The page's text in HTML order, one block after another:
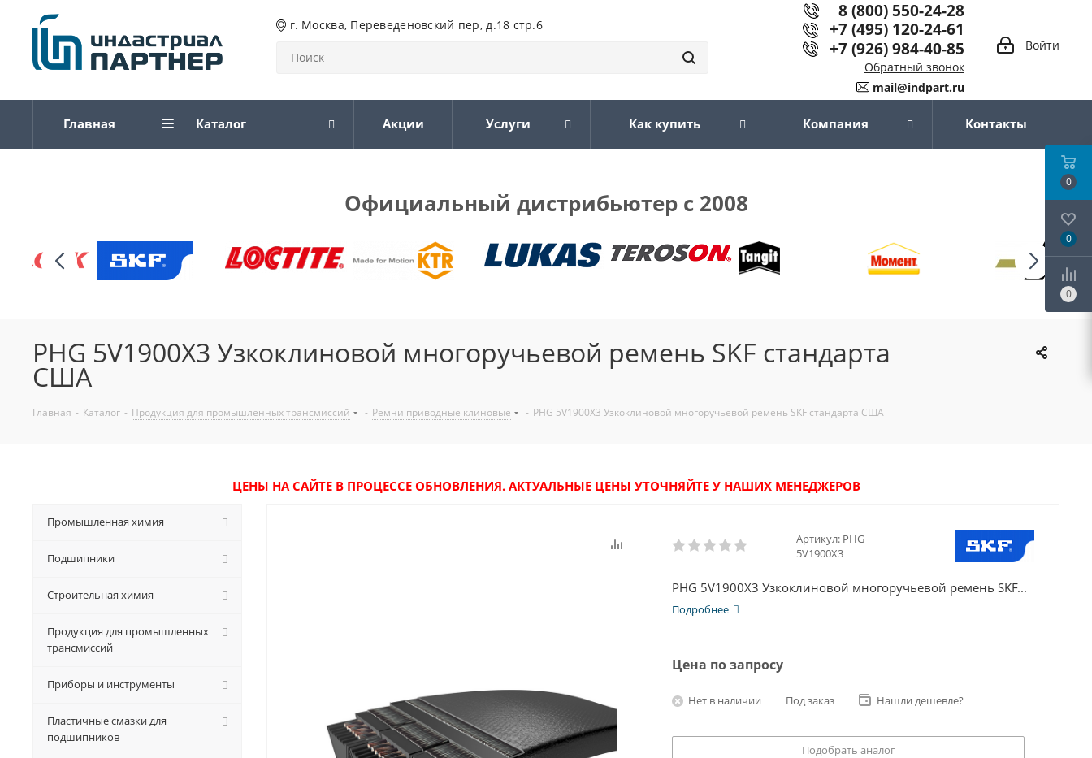
г. Москва, Переведеновский пер, д.18 стр.6
Войти
8 (800) 550-24-28
+7 (495) 120-24-61
+7 (926) 984-40-85
Обратный звонок
mail@indpart.ru
Главная Каталог Акции Услуги Как купить Компания Контакты
Официальный дистрибьютер с 2008
PHG 5V1900X3 Узкоклиновой многоручьевой ремень SKF стандарта
США
Главная - Каталог - Продукция для промышленных трансмиссий - Ремни приводные клиновые - PHG 5V1900X3 Узкоклиновой многоручьевой ремень SKF стандарта США
ЦЕНЫ НА САЙТЕ В ПРОЦЕССЕ ОБНОВЛЕНИЯ. АКТУАЛЬНЫЕ ЦЕНЫ УТОЧНЯЙТЕ У НАШИХ МЕНЕДЖЕРОВ
Артикул: PHG
5V1900X3
PHG 5V1900X3 Узкоклиновой многоручьевой ремень SKF...
Подробнее
Цена по запросу
Нет в наличии Под заказ Нашли дешевле?
Подобрать аналог
Промышленная химия
Подшипники
Строительная химия
Продукция для промышленных
трансмиссий
Приборы и инструменты
Пластичные смазки для
подшипников
0
0
0